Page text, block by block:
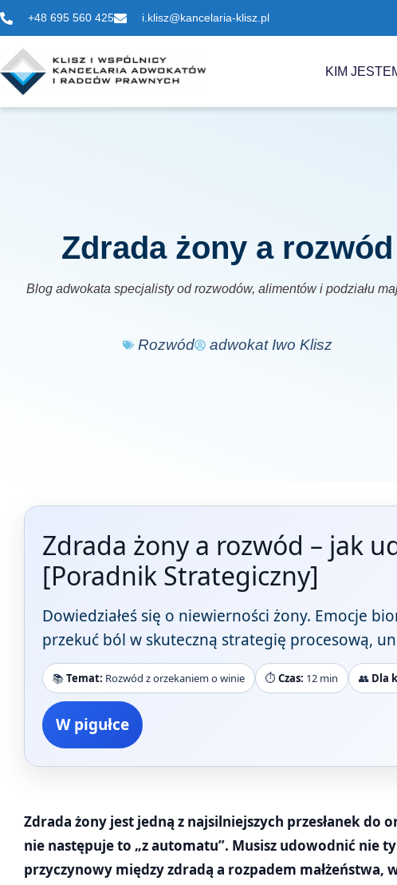
+48 695 560 425 i.klisz@kancelaria-klisz.pl
KIM
Zdrada żony a rozwód
Blog adwokata specjalisty od rozwodów, alimentów i podziału
Rozwód adwokat Iwo Klisz
Zdrada żony a rozwód – jak
[Poradnik Strategiczny]
Dowiedziałeś się o niewierności żony. Emocje
przekuć ból w skuteczną strategię procesową,
📚Temat: Rozwód z orzekaniem o winie ⏱️ Czas: 12 min 👥 Dla
W pigułce
Zdrada żony jest jedną z najsilniejszych przesłanek do
nie następuje to „z automatu”. Musisz udowodnić nie
przyczynowy między zdradą a rozpadem małżeństwa,